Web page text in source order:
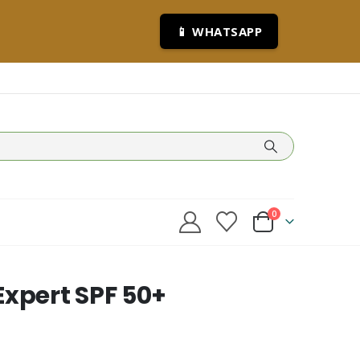
📱 WHATSAPP
0
SPF 50+